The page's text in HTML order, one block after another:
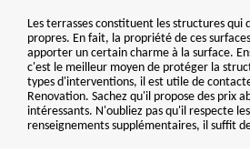
Les terrasses constituent les structures
propres. En fait, la propriété de ces
apporter un certain charme à la surface.
c'est le meilleur moyen de protéger la
types d'interventions, il est utile de
Renovation. Sachez qu'il propose des prix
intéressants. N'oubliez pas qu'il respecte
renseignements supplémentaires, il suffit